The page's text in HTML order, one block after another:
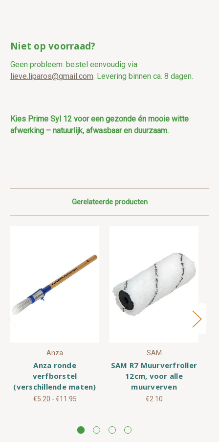
Niet op voorraad?
Geen probleem: bestel eenvoudig via
lieve.liparos@gmail.com. Levering binnen ca. 8 dagen.
Kies Prime Syl 12 voor een gezonde én mooie witte
afwerking – natuurlijk, afwasbaar en duurzaam.
Gerelateerde producten
Anza
Anza ronde
verfborstel
(verschillende maten)
€5.20 - €11.95
SAM
SAM R7 Muurverfroller
12cm, voor alle
muurverven
€2.10